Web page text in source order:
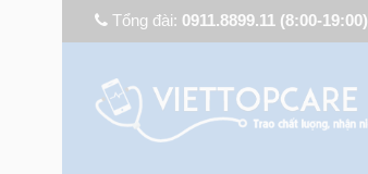
Tổng đài: 0911.8899.11 (8:00-19:00)